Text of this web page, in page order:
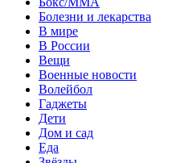
Болезни и лекарства
В мире
В России
Вещи
Военные новости
Волейбол
Гаджеты
Дети
Дом и сад
Еда